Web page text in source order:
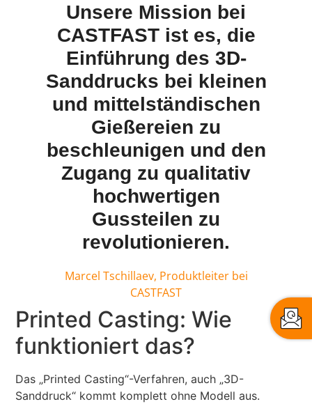
Unsere Mission bei
CASTFAST ist es, die
Einführung des 3D-
Sanddrucks bei kleinen
und mittelständischen
Gießereien zu
beschleunigen und den
Zugang zu qualitativ
hochwertigen
Gussteilen zu
revolutionieren.
Marcel Tschillaev, Produktleiter bei
CASTFAST
Printed Casting: Wie
funktioniert das?
Das „Printed Casting“-Verfahren, auch „3D-
Sanddruck“ kommt komplett ohne Modell aus.